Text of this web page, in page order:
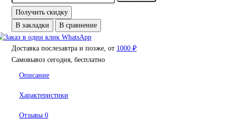
Получить скидку
В закладки
В сравнение
Доставка послезавтра и позже, от 1000 ₽
Самовывоз сегодня, бесплатно
Описание
Характеристики
Отзывы 0